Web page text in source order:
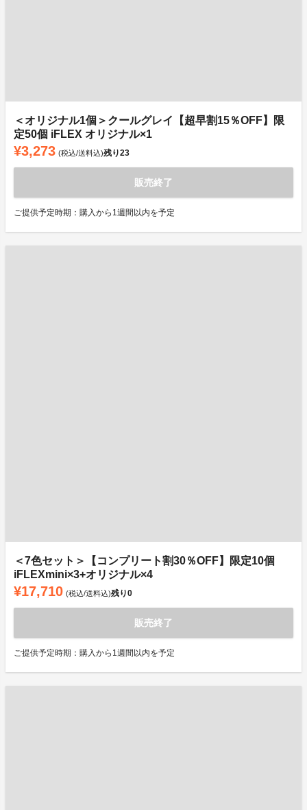
＜オリジナル1個＞クールグレイ【超早割15％OFF】限
定50個 iFLEX オリジナル×1
¥3,273 (税込/送料込)残り23
販売終了
ご提供予定時期：購入から1週間以内を予定
＜7色セット＞【コンプリート割30％OFF】限定10個
iFLEXmini×3+オリジナル×4
¥17,710 (税込/送料込)残り0
販売終了
ご提供予定時期：購入から1週間以内を予定